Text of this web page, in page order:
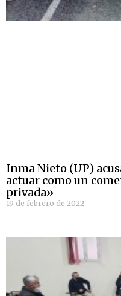
Inma Nieto (UP)
actuar como un
privada»
19 de febrero de 2022